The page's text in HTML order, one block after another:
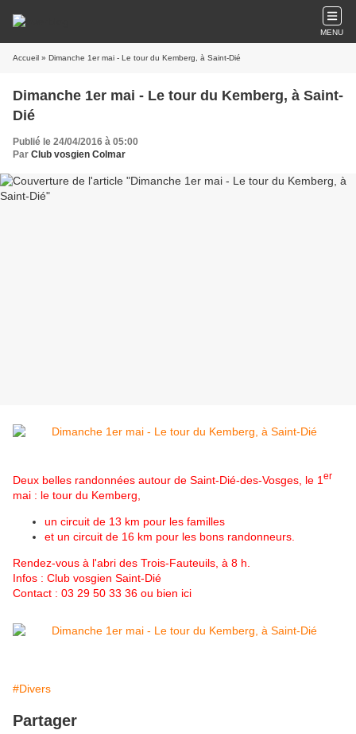
MENU
Accueil » Dimanche 1er mai - Le tour du Kemberg, à Saint-Dié
Dimanche 1er mai - Le tour du Kemberg, à Saint-
Dié
Publié le 24/04/2016 à 05:00
Par Club vosgien Colmar
Deux belles randonnées autour de Saint-Dié-des-Vosges, le 1 er
mai : le tour du Kemberg,
un circuit de 13 km pour les familles
et un circuit de 16 km pour les bons randonneurs.
Rendez-vous à l'abri des Trois-Fauteuils, à 8 h.
Infos : Club vosgien Saint-Dié
Contact : 03 29 50 33 36 ou bien ici
#Divers
Partager